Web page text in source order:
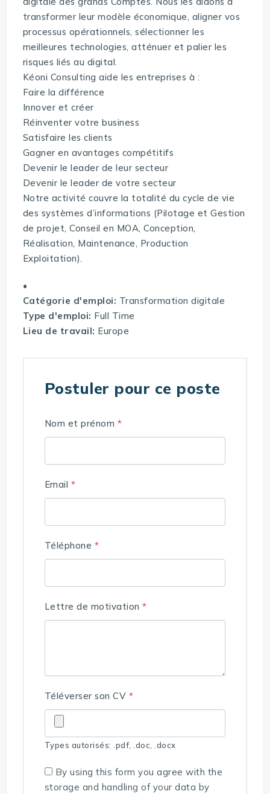
transformer leur modèle économique, aligner vos
processus opérationnels, sélectionner les
meilleures technologies, atténuer et palier les
risques liés au digital.
Kéoni Consulting aide les entreprises à :
Faire la différence
Innover et créer
Réinventer votre business
Satisfaire les clients
Gagner en avantages compétitifs
Devenir le leader de leur secteur
Devenir le leader de votre secteur
Notre activité couvre la totalité du cycle de vie
des systèmes d’informations (Pilotage et Gestion
de projet, Conseil en MOA, Conception,
Réalisation, Maintenance, Production
Exploitation).
•
Catégorie d'emploi: Transformation digitale
Type d'emploi: Full Time
Lieu de travail: Europe
Postuler pour ce poste
Nom et prénom *
Email *
Téléphone *
Lettre de motivation*
Téléverser son CV *
Types autorisés: .pdf, .doc, .docx
By using this form you agree with the
storage and handling of your data by